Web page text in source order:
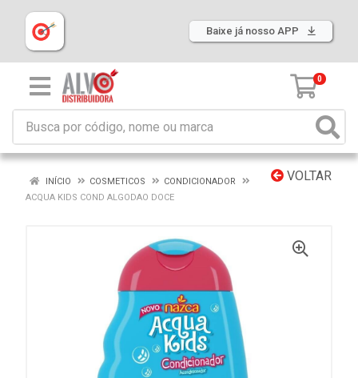
Baixe já nosso APP
0
VOLTAR
INÍCIO COSMETICOS
CONDICIONADOR
ACQUA KIDS COND ALGODAO DOCE